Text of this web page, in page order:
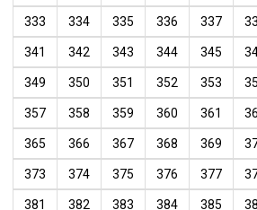
333 334 335 336 337
341 342 343 344 345
349 350 351 352 353
357 358 359 360 361
365 366 367 368 369
373 374 375 376 377
381 382 383 384 385